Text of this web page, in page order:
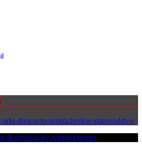
arki-dlya-avto-prakticheskoe-rukovodstvo/
& develop by AmpleThemes